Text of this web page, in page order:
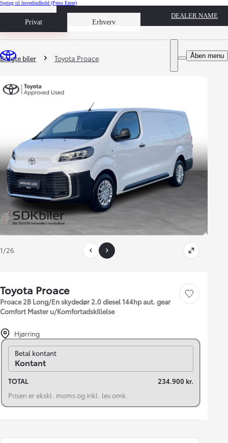
Spring til hovedindhold (Press Enter)
Privat Erhverv
Book prøvetur
DEALER NAME
Åben menu
Du er her
Brugte biler Toyota Proace
1/26
Toyota Proace
Proace 2B Long/En skydedør 2.0 diesel 144hp aut. gear
Comfort Master u/Komfortadskillelse
Gem bil
Hjørring
Skift til finansiering
Betal kontant
Kontant
TOTAL
234.900 kr.
Prisen er ekskl. moms og inkl. lev.omk.